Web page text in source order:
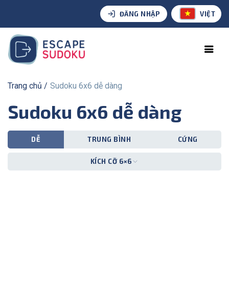
ĐĂNG NHẬP VIỆT
Trang chủ Sudoku 6x6 dễ dàng
Sudoku 6x6 dễ dàng
DỄ TRUNG BÌNH CỨNG
KÍCH CỠ 6×6